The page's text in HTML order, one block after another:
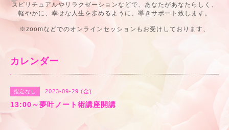
スピリチュアルやリラクゼーションなどで、あなたがあなたらしく、
軽やかに、幸せな人生を歩めるように、導きサポート致します。
※zoomなどでのオンラインセッションもお受けしております、
カレンダー
指定なし 2023-09-29 (金)
13:00～夢叶ノート術講座開講